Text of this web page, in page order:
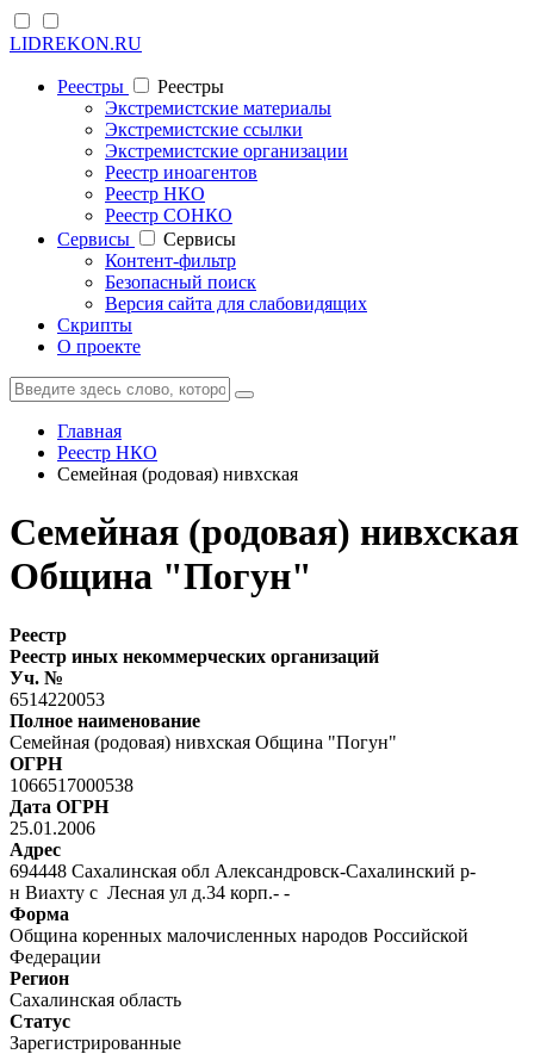
LIDREKON.RU
Реестры
Реестры
Экстремистские материалы
Экстремистские ссылки
Экстремистские организации
Реестр иноагентов
Реестр НКО
Реестр СОНКО
Cервисы
Cервисы
Контент-фильтр
Безопасный поиск
Версия сайта для слабовидящих
Скрипты
О проекте
Главная
Реестр НКО
Семейная (родовая) нивхская
Семейная (родовая) нивхская
Община "Погун"
Реестр
Реестр иных некоммерческих организаций
Уч. №
6514220053
Полное наименование
Семейная (родовая) нивхская Община "Погун"
ОГРН
1066517000538
Дата ОГРН
25.01.2006
Адрес
694448 Сахалинская обл Александровск-Сахалинский р-
н Виахту с Лесная ул д.34 корп.- -
Форма
Община коренных малочисленных народов Российской
Федерации
Регион
Сахалинская область
Статус
Зарегистрированные